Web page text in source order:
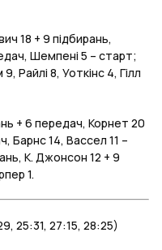
18 + 9 підбирань,
Шемпені 5 – старт;
Райлі 8, Уоткінс 4, Гілл
+ 6 передач, Корнет 20
Барнс 14, Вассел 11 –
К. Джонсон 12 + 9
1.
25:31, 27:15, 28:25)